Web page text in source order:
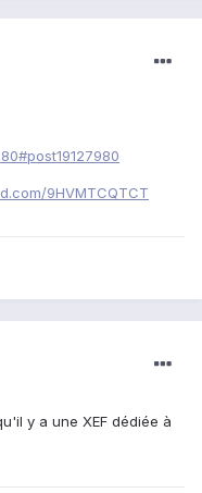
9HVMTCQTCT
y a une XEF dédiée à